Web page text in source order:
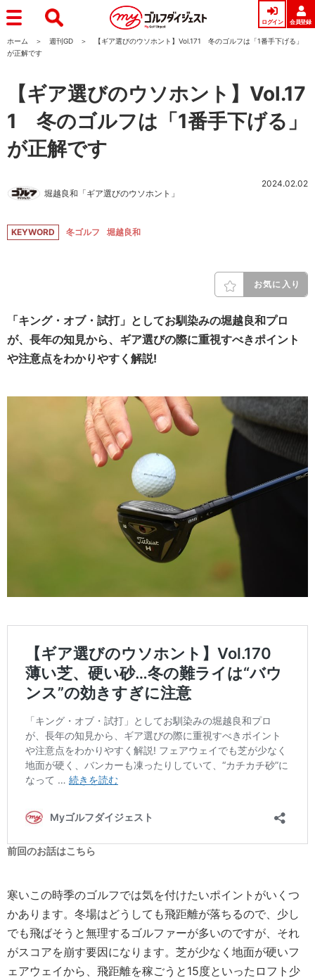
ログイン 会員登録
ホーム 週刊GD
【ギア選びのウソホント】Vol.171 冬のゴルフは「1番手下げる」
が正解です
【ギア選びのウソホント】Vol.17
1 冬のゴルフは「1番手下げる」
が正解です
堀越良和「ギア選びのウソホント」
2024.02.02
KEYWORD 冬ゴルフ 堀越良和
お気に入り
「キング・オブ・試打」としてお馴染みの堀越良和プロ
が、長年の知見から、ギア選びの際に重視すべきポイント
や注意点をわかりやすく解説!
前回のお話はこちら
寒いこの時季のゴルフでは気を付けたいポイントがいくつ
かあります。冬場はどうしても飛距離が落ちるので、少し
でも飛ばそうと無理するゴルファーが多いのですが、それ
がスコアを崩す要因になります。芝が少なく地面が硬いフ
ェアウェイから、飛距離を稼ごうと15度といったロフト少